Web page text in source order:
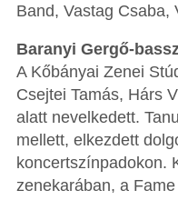
Band, Vastag Csaba,
‪Baranyi Gergő-
A Kőbányai Zenei
Csejtei Tamás, Hárs
alatt nevelkedett.
mellett, elkezdett
koncertszínpadokon.
zenekarában, a